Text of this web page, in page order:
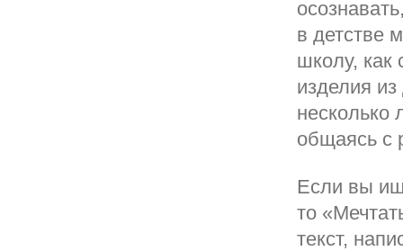
в детстве
школу, как
изделия
несколько
общаясь с
Если вы
то
текст,